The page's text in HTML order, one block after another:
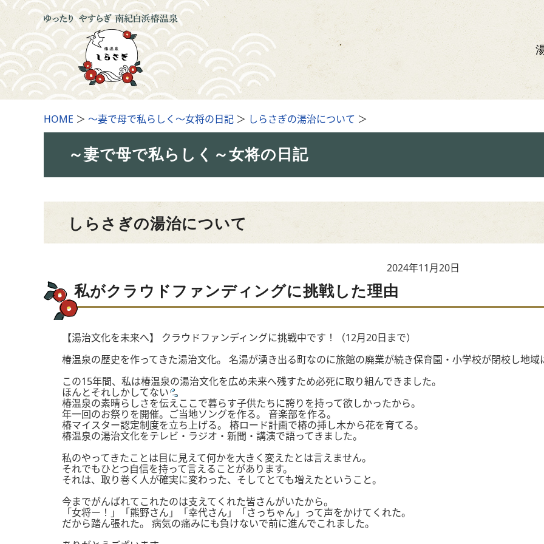
HOME ＞ ～妻で母で私らしく～女将の日記 ＞ しらさぎの湯治について ＞
～妻で母で私らしく～女将の日記
しらさぎの湯治について
2024年11月20日
私がクラウドファンディングに挑戦した理由
【湯治文化を未来へ】 クラウドファンディングに挑戦中です！（12月20日まで）
椿温泉の歴史を作ってきた湯治文化。 名湯が湧き出る町なのに旅館の廃業が続き保育園・小学校が閉校し地域
この15年間、私は椿温泉の湯治文化を広め未来へ残すため必死に取り組んできました。
ほんとそれしかしてない
椿温泉の素晴らしさを伝えここで暮らす子供たちに誇りを持って欲しかったから。
年一回のお祭りを開催。ご当地ソングを作る。 音楽部を作る。
椿マイスター認定制度を立ち上げる。 椿ロード計画で椿の挿し木から花を育てる。
椿温泉の湯治文化をテレビ・ラジオ・新聞・講演で語ってきました。
私のやってきたことは目に見えて何かを大きく変えたとは言えません。
それでもひとつ自信を持って言えることがあります。
それは、取り巻く人が確実に変わった、そしてとても増えたということ。
今までがんばれてこれたのは支えてくれた皆さんがいたから。
「女将ー！」「熊野さん」「幸代さん」「さっちゃん」って声をかけてくれた。
だから踏ん張れた。 病気の痛みにも負けないで前に進んでこれました。